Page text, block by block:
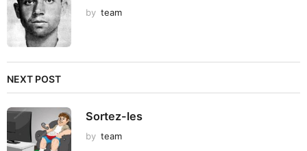
by team
NEXT POST
Sortez-les
by team